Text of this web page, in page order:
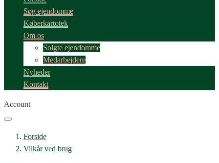
Søg ejendomme
Køberkartotek
Om os
Solgte ejendomme
Medarbejdere
Nyheder
Kontakt
Account
Forside
Vilkår ved brug